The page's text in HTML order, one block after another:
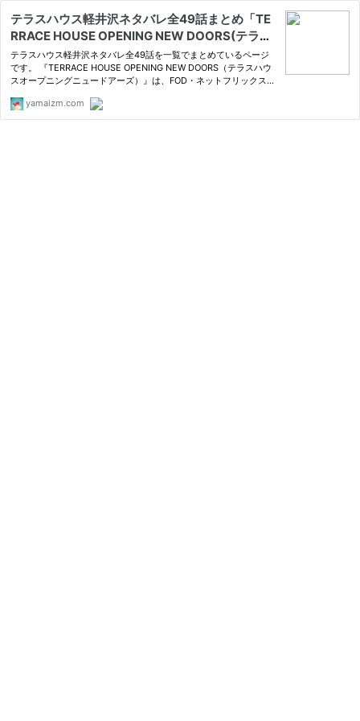
テラスハウス軽井沢ネタバレ全49話まとめ「TE
RRACE HOUSE OPENING NEW DOORS(テラス
ハウスオープニングニュードアーズ)」 | テラ
ハ・あいのり・恋んトスネタバレまとめサイト
テラスハウス軽井沢ネタバレ全49話を一覧でまとめているページ
です。 『TERRACE HOUSE OPENING NEW DOORS（テラスハウ
スオープニングニュードアーズ）』は、FOD・ネットフリックス・
yamaizm.com